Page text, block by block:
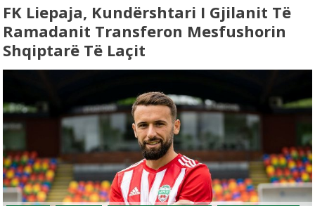
FK Liepaja, Kundërshtari I Gjilanit Të
Ramadanit Transferon Mesfushorin
Shqiptarë Të Laçit